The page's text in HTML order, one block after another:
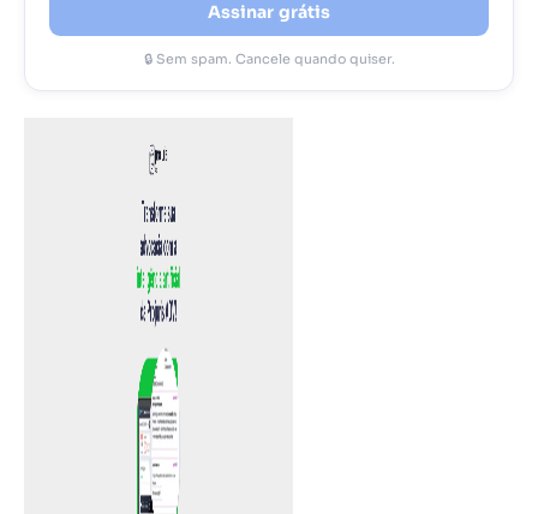
Assinar grátis
🔒 Sem spam. Cancele quando quiser.